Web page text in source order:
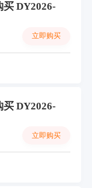
DY2026-
立即购买
DY2026-
立即购买